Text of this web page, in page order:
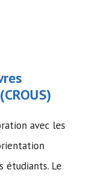
CROUS)
avec les
étudiants. Le